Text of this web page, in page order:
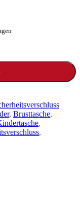
, Brusttasche,
,
,